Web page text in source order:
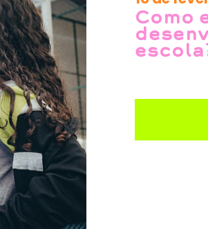
Como